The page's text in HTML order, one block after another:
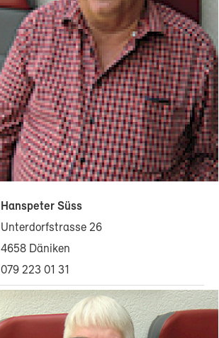
Hanspeter Süss
Unterdorfstrasse 26
4658 Däniken
079 223 01 31